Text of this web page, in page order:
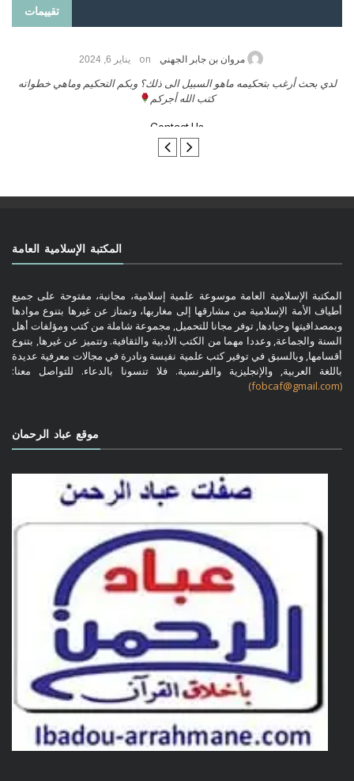
تقييمات
لدي بحث أرغب بتحكيمه
on يناير 25, 2026
ورحمة الله وبركاتة أرغب بنشر كتابي معكم
المكتبة الإسلامية العامة
المكتبة الإسلامية العامة موسوعة علمية إسلامية، مجانية، مفتوحة على جميع
أطياف الأمة الإسلامية من مشارقها إلى مغاربها، وتمتاز عن غيرها بتنوع موادها
وبمصداقيتها وحيادها, توفر مجانا للتحميل, مجموعة شاملة من كتب ومؤلفات أهل
السنة والجماعة, وعددا مهما من الكتب الأدبية والثقافية. وتتميز عن غيرها, بتنوع
أقسامها, وبالسبق في توفير كتب علمية نفيسة ونادرة في مجالات معرفية عديدة
باللغة العربية, والإنجليزية والفرنسية. فلا تنسونا بالدعاء. للتواصل معنا:
(fobcaf@gmail.com)
موقع عباد الرحمان